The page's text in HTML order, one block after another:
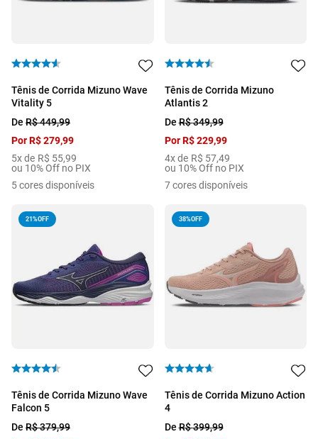
Tênis de Corrida Mizuno Wave
Vitality 5
De R$449,99
PorR$279,99
5x de R$ 55,99
ou 10% Off no PIX
5cores disponíveis
Tênis de Corrida Mizuno
Atlantis 2
DeR$349,99
PorR$ 229,99
4x de R$ 57,49
ou 10% Off no PIX
7 cores disponíveis
21%OFF
Tênis de Corrida Mizuno Wave
Falcon 5
De R$379,99
38%OFF
Tênis de Corrida Mizuno Action
4
DeR$399,99